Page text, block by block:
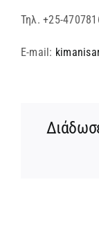
Τηλ. +25-
E-mail: